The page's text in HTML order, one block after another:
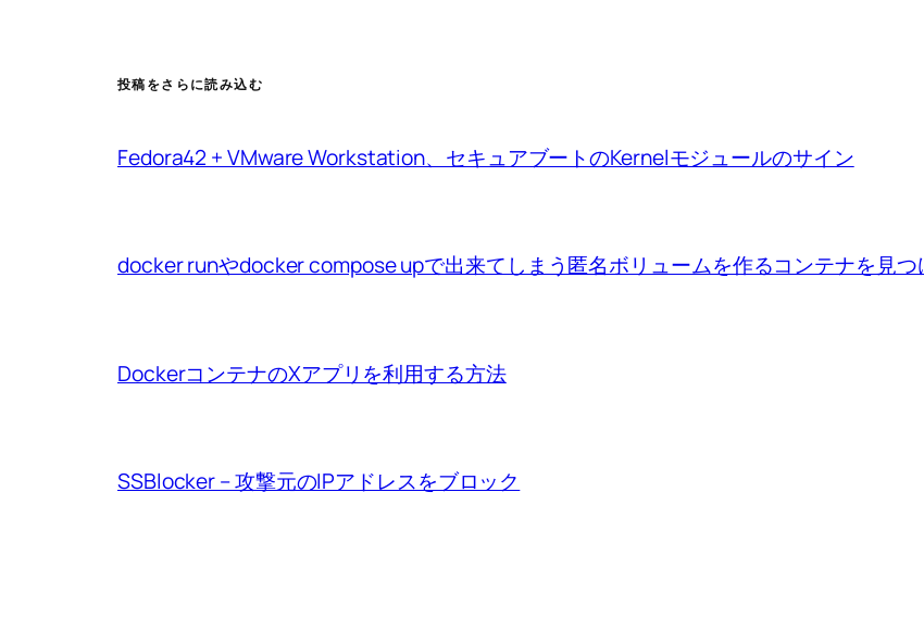
投稿をさらに読み込む
Fedora42 + VMware Workstation、セキュアブートのKernelモジュールのサイン
docker runやdocker compose upで出来てしまう匿名ボリュームを作るコンテナを見つ
DockerコンテナのXアプリを利用する方法
SSBlocker – 攻撃元のIPアドレスをブロック